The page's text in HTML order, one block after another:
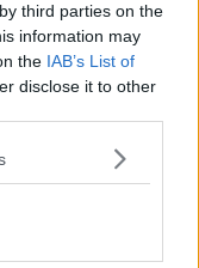
third parties on the
information may
the IAB’s List of
disclose it to other
attraversola
di ultima
alla macchina
interruttori
a partire dalle 9